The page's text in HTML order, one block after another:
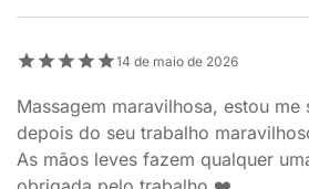
14 de maio de 2026
Massagem maravilhosa, estou
depois do seu trabalho
As mãos leves fazem qualquer